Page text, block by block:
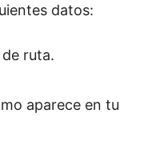
datos:
ruta.
aparece en tu